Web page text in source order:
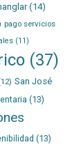
(14)
pago servicios
(11)
(37)
San José
(13)
(13)